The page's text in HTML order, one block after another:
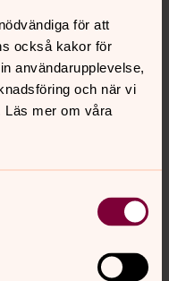
för att
också kakor för
användarupplevelse,
och när vi
Läs mer om våra